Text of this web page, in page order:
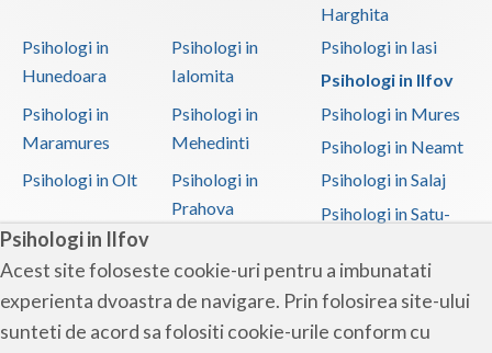
Psihologi in Ilfov
Acest site foloseste cookie-uri pentru a imbunatati
experienta dvoastra de navigare. Prin folosirea site-ului
sunteti de acord sa folositi cookie-urile conform cu
Harghita
Psihologi in
Hunedoara
Psihologi in
Ialomita
Psihologi in Iasi
Psihologi in Ilfov
Psihologi in
Maramures
Psihologi in
Mehedinti
Psihologi in Mures
Psihologi in Neamt
Psihologi in Olt
Psihologi in
Prahova
Psihologi in Salaj
Psihologi in Satu-
Psihologi in Sibiu
Psihologi in
Suceava
Psihologi in
Teleorman
Psihologi in Timis
Psihologi in Tulcea Psihologi in Valcea